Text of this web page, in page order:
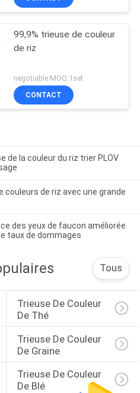
99,9% trieuse de couleur
de riz
negotiable MOQ:1set
CONTACT
de la couleur du riz trier PLOV
couleurs de riz avec une grande
des yeux de faucon améliorée
taux de dommages
Tous
Trieuse De Couleur
De Thé
Trieuse De Couleur
De Graine
Trieuse De Couleur
De Blé